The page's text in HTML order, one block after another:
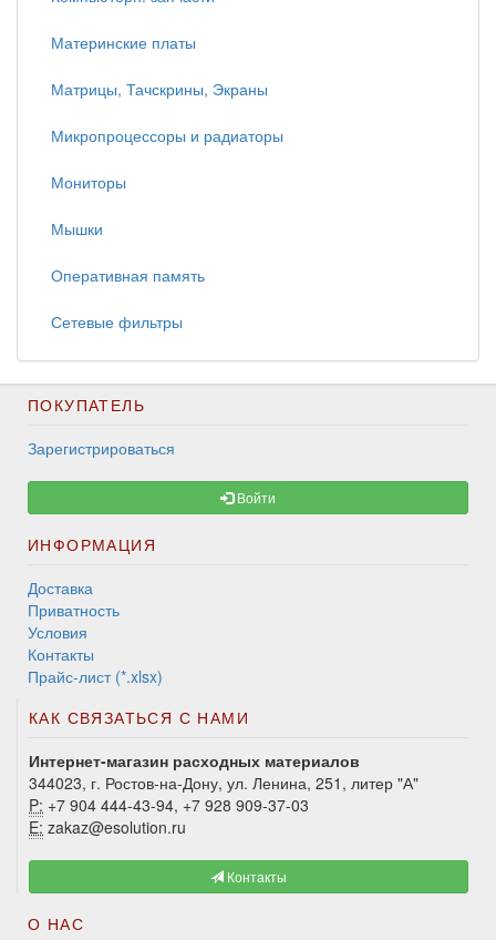
Материнские платы
Матрицы, Тачскрины, Экраны
Микропроцессоры и радиаторы
Мониторы
Мышки
Оперативная память
Сетевые фильтры
ПОКУПАТЕЛЬ
Зарегистрироваться
Войти
ИНФОРМАЦИЯ
Доставка
Приватность
Условия
Контакты
Прайс-лист (*.xlsx)
КАК СВЯЗАТЬСЯ С НАМИ
Интернет-магазин расходных материалов
344023, г. Ростов-на-Дону, ул. Ленина, 251, литер "А"
P: +7 904 444-43-94, +7 928 909-37-03
E: zakaz@esolution.ru
Контакты
О НАС